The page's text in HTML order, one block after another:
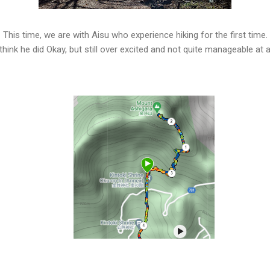
This time, we are with Aisu who experience hiking for the first time.
he did Okay, but still over excited and not quite manageable at